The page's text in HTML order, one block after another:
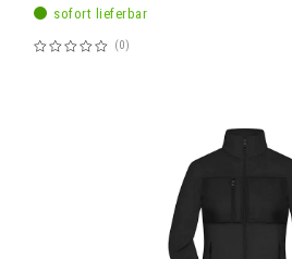
sofort lieferbar
Bewertung:
0